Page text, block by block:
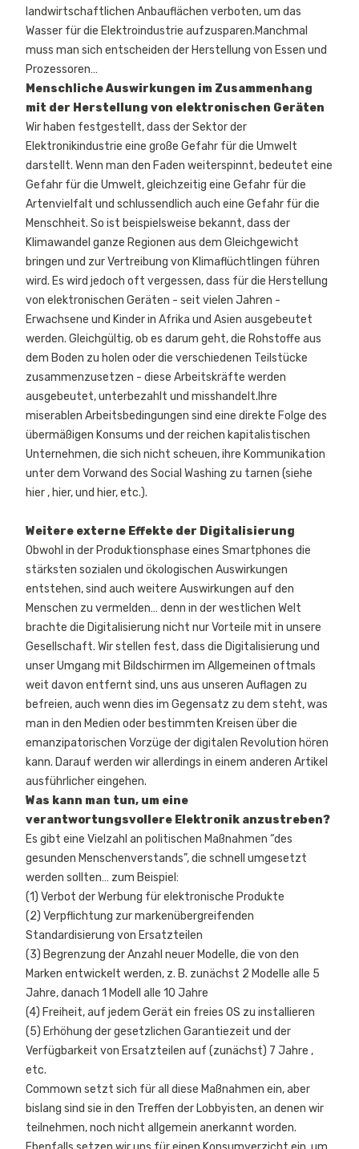
landwirtschaftlichen Anbauflächen verboten, um das
Wasser für die Elektroindustrie aufzusparen.Manchmal
muss man sich entscheiden der Herstellung von Essen und
Prozessoren…
Menschliche Auswirkungen im Zusammenhang
mit der Herstellung von elektronischen Geräten
Wir haben festgestellt, dass der Sektor der
Elektronikindustrie eine große Gefahr für die Umwelt
darstellt. Wenn man den Faden weiterspinnt, bedeutet eine
Gefahr für die Umwelt, gleichzeitig eine Gefahr für die
Artenvielfalt und schlussendlich auch eine Gefahr für die
Menschheit. So ist beispielsweise bekannt, dass der
Klimawandel ganze Regionen aus dem Gleichgewicht
bringen und zur Vertreibung von Klimaflüchtlingen führen
wird. Es wird jedoch oft vergessen, dass für die Herstellung
von elektronischen Geräten - seit vielen Jahren -
Erwachsene und Kinder in Afrika und Asien ausgebeutet
werden. Gleichgültig, ob es darum geht, die Rohstoffe aus
dem Boden zu holen oder die verschiedenen Teilstücke
zusammenzusetzen - diese Arbeitskräfte werden
ausgebeutet, unterbezahlt und misshandelt.Ihre
miserablen Arbeitsbedingungen sind eine direkte Folge des
übermäßigen Konsums und der reichen kapitalistischen
Unternehmen, die sich nicht scheuen, ihre Kommunikation
unter dem Vorwand des Social Washing zu tarnen (siehe
hier , hier, und hier, etc.).
Weitere externe Effekte der Digitalisierung
Obwohl in der Produktionsphase eines Smartphones die
stärksten sozialen und ökologischen Auswirkungen
entstehen, sind auch weitere Auswirkungen auf den
Menschen zu vermelden… denn in der westlichen Welt
brachte die Digitalisierung nicht nur Vorteile mit in unsere
Gesellschaft. Wir stellen fest, dass die Digitalisierung und
unser Umgang mit Bildschirmen im Allgemeinen oftmals
weit davon entfernt sind, uns aus unseren Auflagen zu
befreien, auch wenn dies im Gegensatz zu dem steht, was
man in den Medien oder bestimmten Kreisen über die
emanzipatorischen Vorzüge der digitalen Revolution hören
kann. Darauf werden wir allerdings in einem anderen Artikel
ausführlicher eingehen.
Was kann man tun, um eine
verantwortungsvollere Elektronik anzustreben?
Es gibt eine Vielzahl an politischen Maßnahmen “des
gesunden Menschenverstands”, die schnell umgesetzt
werden sollten… zum Beispiel:
(1) Verbot der Werbung für elektronische Produkte
(2) Verpflichtung zur markenübergreifenden
Standardisierung von Ersatzteilen
(3) Begrenzung der Anzahl neuer Modelle, die von den
Marken entwickelt werden, z. B. zunächst 2 Modelle alle 5
Jahre, danach 1 Modell alle 10 Jahre
(4) Freiheit, auf jedem Gerät ein freies OS zu installieren
(5) Erhöhung der gesetzlichen Garantiezeit und der
Verfügbarkeit von Ersatzteilen auf (zunächst) 7 Jahre ,
etc.
Commown setzt sich für all diese Maßnahmen ein, aber
bislang sind sie in den Treffen der Lobbyisten, an denen wir
teilnehmen, noch nicht allgemein anerkannt worden.